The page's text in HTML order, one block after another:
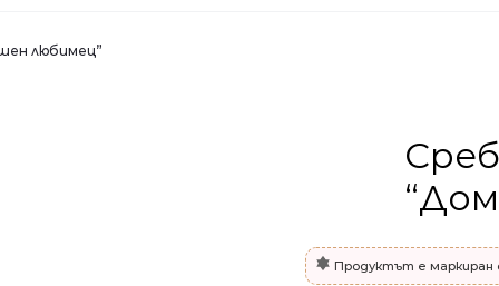
любимец”
Продуктът е маркиран